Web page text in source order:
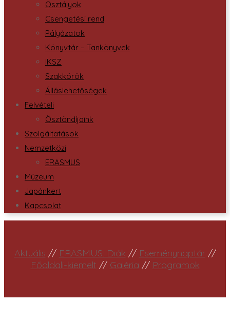
Osztályok
Csengetési rend
Pályázatok
Könyvtár – Tankönyvek
IKSZ
Szakkörök
Álláslehetőségek
Felvételi
Ösztöndíjaink
Szolgáltatások
Nemzetközi
ERASMUS
Múzeum
Japánkert
Kapcsolat
Aktuális // ERASMUS: Diák // Eseménynaptár//
Főoldali-kiemelt // Galéria // Programok